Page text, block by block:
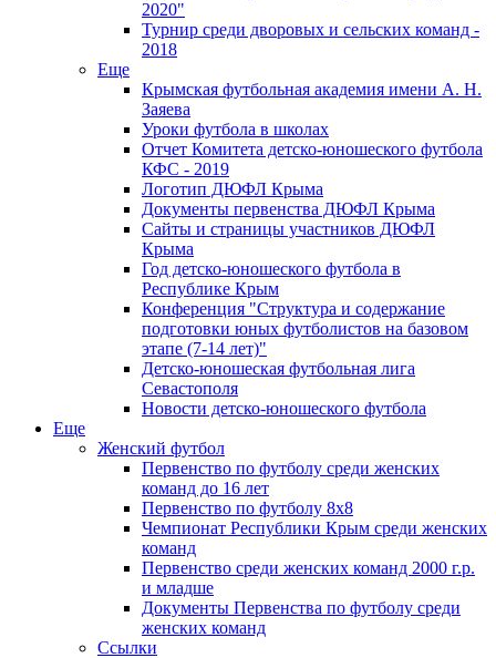
2020"
Турнир среди дворовых и сельских команд -
2018
Еще
Крымская футбольная академия имени А. Н.
Заяева
Уроки футбола в школах
Отчет Комитета детско-юношеского футбола
КФС - 2019
Логотип ДЮФЛ Крыма
Документы первенства ДЮФЛ Крыма
Сайты и страницы участников ДЮФЛ
Крыма
Год детско-юношеского футбола в
Республике Крым
Конференция "Структура и содержание
подготовки юных футболистов на базовом
этапе (7-14 лет)"
Детско-юношеская футбольная лига
Севастополя
Новости детско-юношеского футбола
Еще
Женский футбол
Первенство по футболу среди женских
команд до 16 лет
Первенство по футболу 8х8
Чемпионат Республики Крым среди женских
команд
Первенство среди женских команд 2000 г.р.
и младше
Документы Первенства по футболу среди
женских команд
Ссылки